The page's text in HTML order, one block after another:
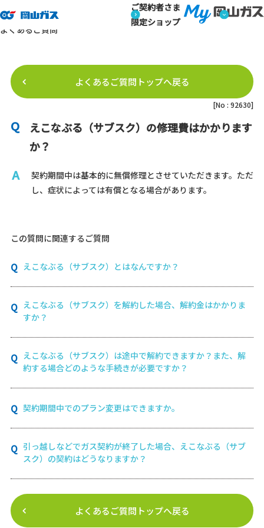
ご契約者さま
限定ショップ
トップページ
よくあるご質問詳細
よくあるご質問
よくあるご質問
よくあるご質問トップへ戻る
[No : 92630]
えこなぶる（サブスク）の修理費はかかります
か？
契約期間中は基本的に無償修理とさせていただきます。ただ
し、症状によっては有償となる場合があります。
この質問に関連するご質問
えこなぶる（サブスク）とはなんですか？
えこなぶる（サブスク）を解約した場合、解約金はかかりま
すか？
えこなぶる（サブスク）は途中で解約できますか？また、解
約する場合どのような手続きが必要ですか？
契約期間中でのプラン変更はできますか。
引っ越しなどでガス契約が終了した場合、えこなぶる（サブ
スク）の契約はどうなりますか？
よくあるご質問トップへ戻る